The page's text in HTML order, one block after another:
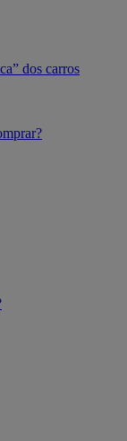
dos carros